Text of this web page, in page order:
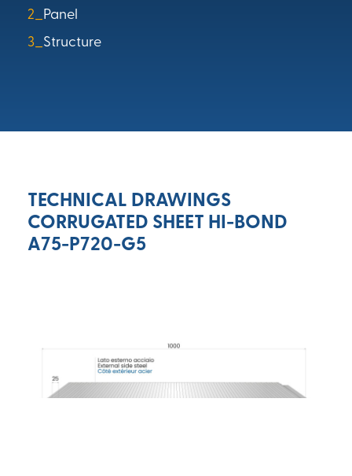
2_
Panel
3_ Structure
TECHNICAL DRAWINGS
CORRUGATED SHEET HI-BOND
A75-P720-G5